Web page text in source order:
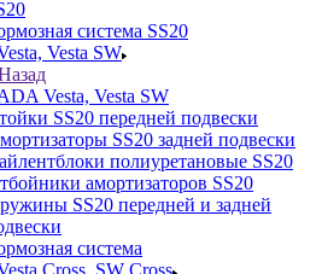
система SS20
Vesta SW
Vesta, Vesta SW
SS20 передней подвески
SS20 задней подвески
полиуретановые SS20
амортизаторов SS20
SS20 передней и задней
система
Cross, SW Cross